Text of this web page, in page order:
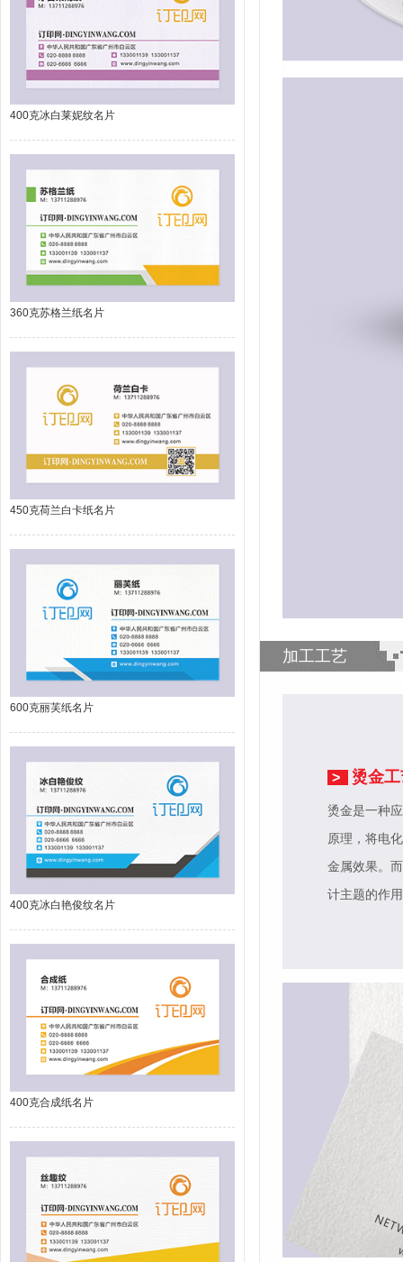
400克冰白莱妮纹名片
360克苏格兰纸名片
450克荷兰白卡纸名片
600克丽芙纸名片
400克冰白艳俊纹名片
400克合成纸名片
加工工艺
> 烫金
烫金是一种
原理，将电
金属效果。
计主题的作